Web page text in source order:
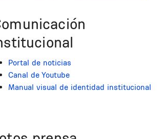
Portal de noticias
Canal de Youtube
Manual visual de identidad institucional